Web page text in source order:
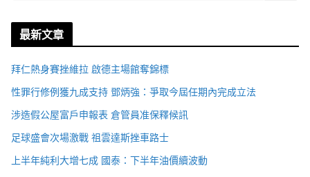
最新文章
拜仁熱身賽挫維拉 啟德主場館奪錦標
性罪行修例獲九成支持 鄧炳強：爭取今屆任期內完成立法
涉造假公屋富戶申報表 倉管員准保釋候訊
足球盛會次場激戰 祖雲達斯挫車路士
上半年純利大增七成 國泰：下半年油價續波動